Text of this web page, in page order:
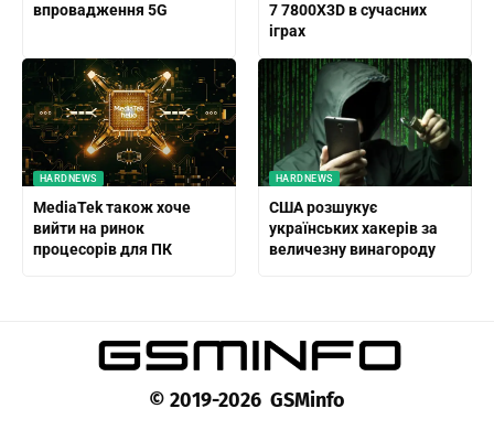
впровадження 5G
7 7800X3D в сучасних
іграх
HARDNEWS
MediaTek також хоче
вийти на ринок
процесорів для ПК
HARDNEWS
США розшукує
українських хакерів за
величезну винагороду
© 2019-2026 GSMinfo